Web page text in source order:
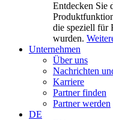
Entdecken Sie
die speziell für
wurden.
Unternehmen
Über uns
Nachrichten
Karriere
Partner finden
Partner werden
DE